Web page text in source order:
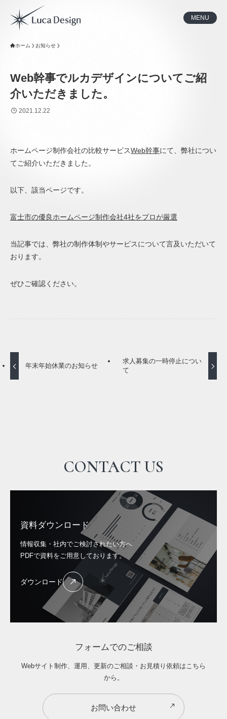
MENU
ホーム お知らせ
Web幹事でルカデザインについてご紹
介いただきました。
2021.12.22
ホームページ制作会社の比較サービスWeb幹事にて、弊社につい
てご紹介いただきました。
以下、該当ページです。
富士市の優良ホームページ制作会社4社をプロが厳選
当記事では、弊社の制作体制やサービスについて言及いただいて
おります。
ぜひご確認ください。
年末年始休業のお知らせ
求人募集の一時停止につい
て
CONTACT US
資料ダウンロード
情報収集・社内でご検討されたい方へ
PDFで資料をご用意しております。
ダウンロード
フォームでのご相談
Webサイト制作、運用、更新のご相談・お見積り依頼はこちら
から。
お問い合わせ